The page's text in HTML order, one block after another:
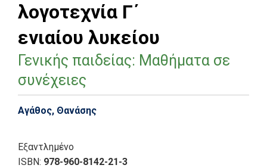
λογοτεχνία Γ΄
ενιαίου λυκείου
Γενικής παιδείας: Μαθήματα σε
συνέχειες
Αγάθος, Θανάσης
Εξαντλημένο
ISBN: 978-960-8142-21-3